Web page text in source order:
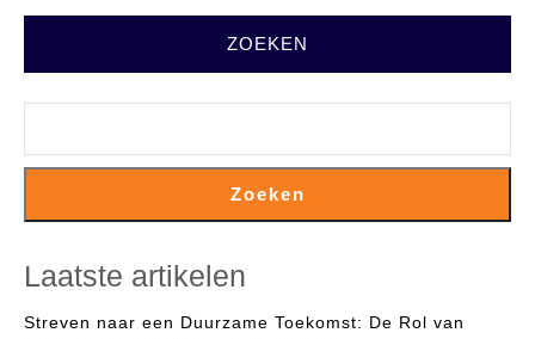
ZOEKEN
Zoeken
Laatste artikelen
Streven naar een Duurzame Toekomst: De Rol van